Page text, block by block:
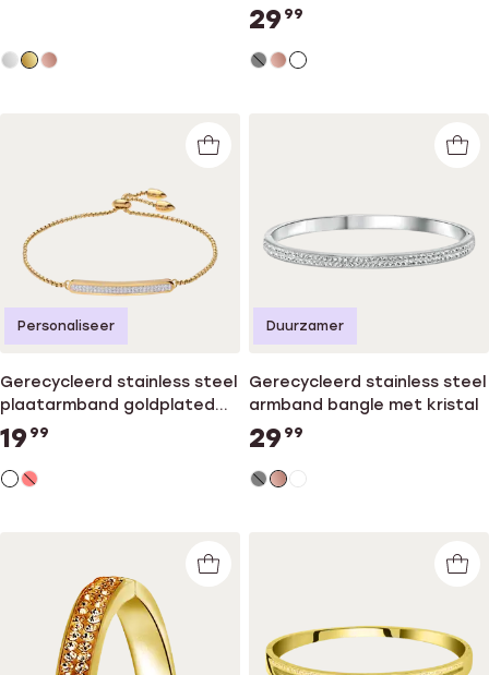
29 99
Gerecycleerd stainless steel
plaatarmband goldplated
wit kristal
19 99
Personaliseer
Gerecycleerd stainless steel
armband bangle met kristal
29 99
Duurzamer